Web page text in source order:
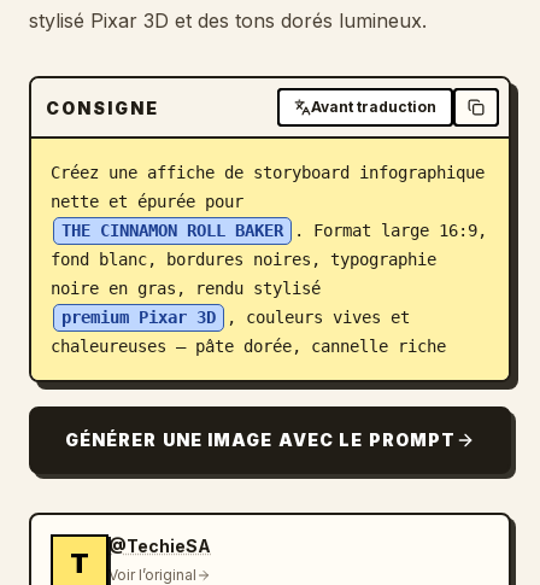
Télécharger
Blog
Mises à jour
stylisé Pixar 3D et des tons dorés lumineux.
CONSIGNE Avant traduction
Créez une affiche de storyboard infographique
nette et épurée pour
THE CINNAMON ROLL BAKER
. Format large 16:9,
fond blanc, bordures noires, typographie
noire en gras, rendu stylisé
premium Pixar 3D
, couleurs vives et
chaleureuses — pâte dorée, cannelle riche
GÉNÉRER UNE IMAGE AVEC LE PROMPT
T
@TechieSA
Voir l’original